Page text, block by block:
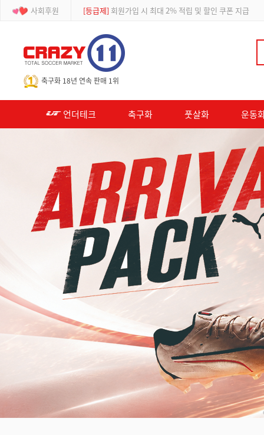
사회후원 [이벤트] APP 주문 시 적립금 500원 추가적립
축구화 18년 연속 판매 1위
언더테크 축구화 풋살화 운동